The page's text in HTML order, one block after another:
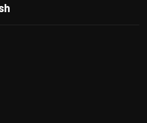
CITILINK Bagikan Beragam